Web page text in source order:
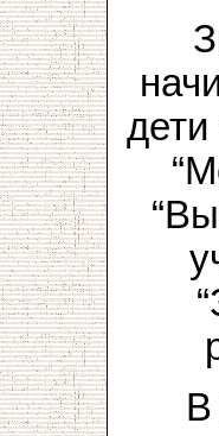
дети
В